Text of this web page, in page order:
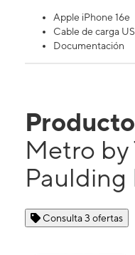
Apple iPhone 16e
Cable de carga
Documentación
Metro
Paulding
Consulta 3 ofertas